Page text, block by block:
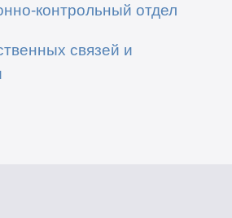
контрольный отдел
связей и